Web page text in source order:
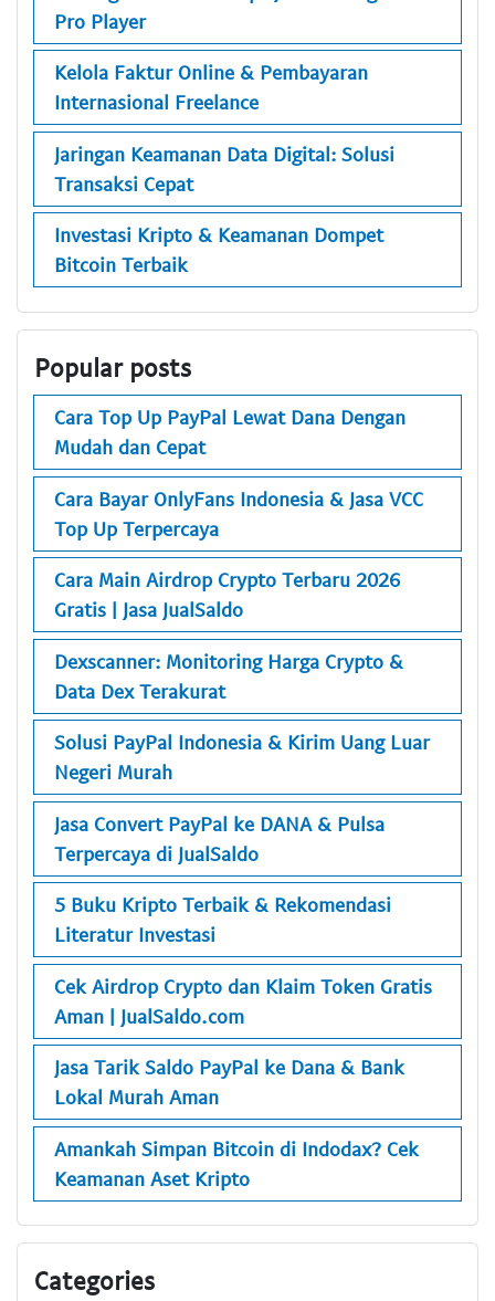
Pro Player
Kelola Faktur Online & Pembayaran
Internasional Freelance
Jaringan Keamanan Data Digital: Solusi
Transaksi Cepat
Investasi Kripto & Keamanan Dompet
Bitcoin Terbaik
Popular posts
Cara Top Up PayPal Lewat Dana Dengan
Mudah dan Cepat
Cara Bayar OnlyFans Indonesia & Jasa VCC
Top Up Terpercaya
Cara Main Airdrop Crypto Terbaru 2026
Gratis | Jasa JualSaldo
Dexscanner: Monitoring Harga Crypto &
Data Dex Terakurat
Solusi PayPal Indonesia & Kirim Uang Luar
Negeri Murah
Jasa Convert PayPal ke DANA & Pulsa
Terpercaya di JualSaldo
5 Buku Kripto Terbaik & Rekomendasi
Literatur Investasi
Cek Airdrop Crypto dan Klaim Token Gratis
Aman | JualSaldo.com
Jasa Tarik Saldo PayPal ke Dana & Bank
Lokal Murah Aman
Amankah Simpan Bitcoin di Indodax? Cek
Keamanan Aset Kripto
Categories